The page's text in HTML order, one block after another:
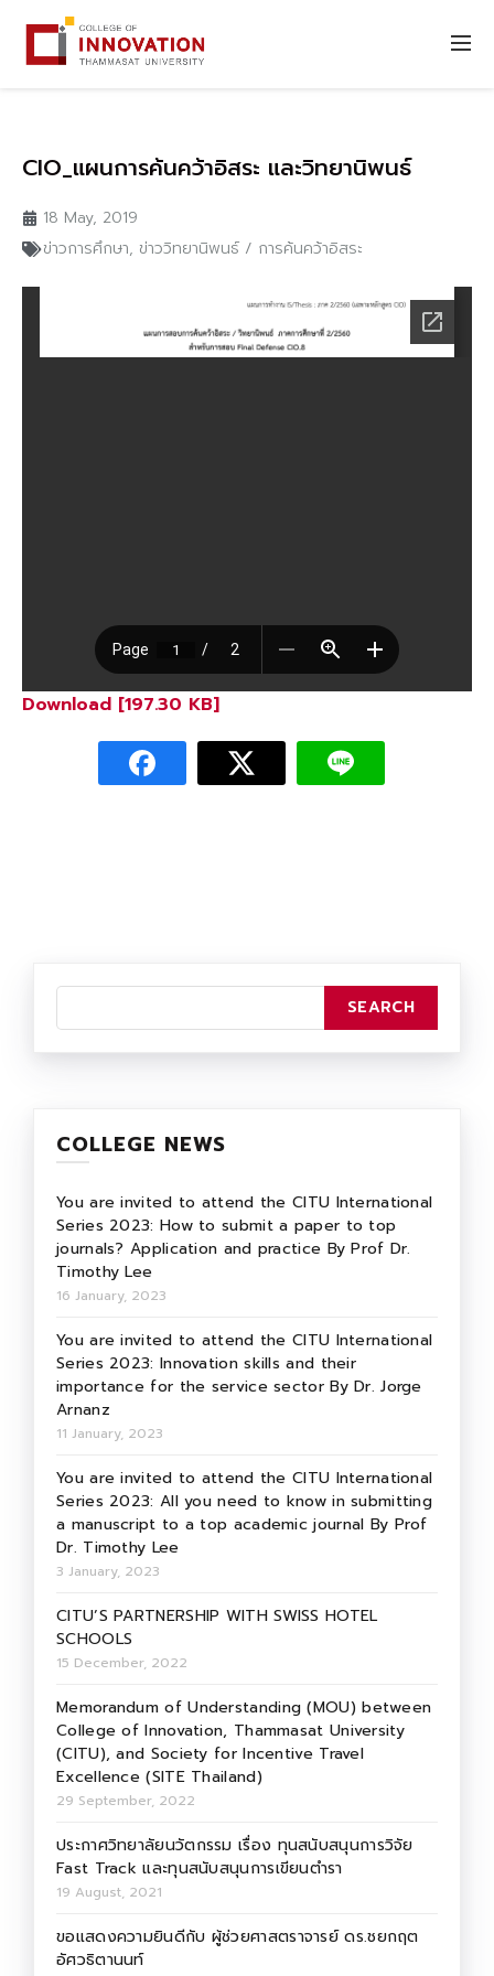
CIO_แผนการค้นคว้าอิสระ และวิทยานิพนธ์
18 May, 2019
ข่าวการศึกษา, ข่าววิทยานิพนธ์ / การค้นคว้าอิสระ
Download [197.30 KB]
COLLEGE NEWS
You are invited to attend the CITU International
Series 2023: How to submit a paper to top
journals? Application and practice By Prof Dr.
Timothy Lee
16 January, 2023
You are invited to attend the CITU International
Series 2023: Innovation skills and their
importance for the service sector By Dr. Jorge
Arnanz
11 January, 2023
You are invited to attend the CITU International
Series 2023: All you need to know in submitting
a manuscript to a top academic journal By Prof
Dr. Timothy Lee
3 January, 2023
CITU’S PARTNERSHIP WITH SWISS HOTEL
SCHOOLS
15 December, 2022
Memorandum of Understanding (MOU) between
College of Innovation, Thammasat University
(CITU), and Society for Incentive Travel
Excellence (SITE Thailand)
29 September, 2022
ประกาศวิทยาลัยนวัตกรรม เรื่อง ทุนสนับสนุนการวิจัย
Fast Track และทุนสนับสนุนการเขียนตำรา
19 August, 2021
ขอแสดงความยินดีกับ ผู้ช่วยศาสตราจารย์ ดร.ชยกฤต
อัศวธิตานนท์